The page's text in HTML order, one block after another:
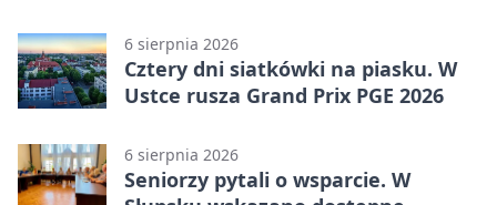
6 sierpnia 2026
Cztery dni siatkówki na piasku. W
Ustce rusza Grand Prix PGE 2026
6 sierpnia 2026
Seniorzy pytali o wsparcie. W